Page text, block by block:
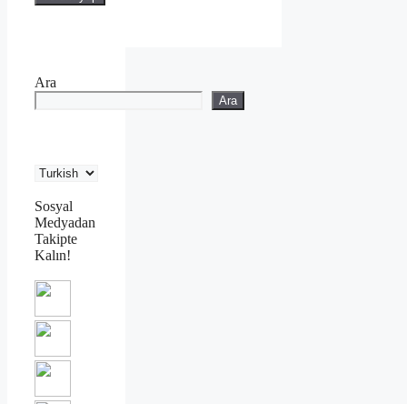
Ara
Ara
Sosyal
Medyadan
Takipte
Kalın!